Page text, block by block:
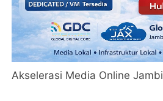
Akselerasi Media Online Jambi